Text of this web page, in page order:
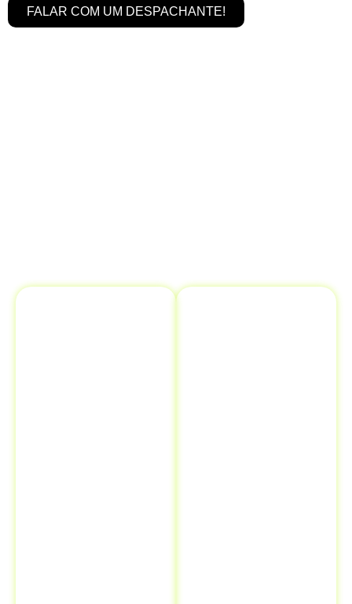
FALAR COM UM DESPACHANTE!